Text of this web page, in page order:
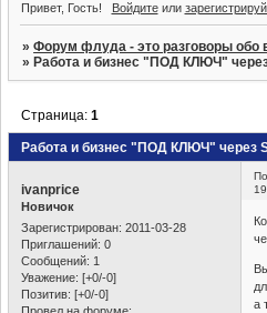
Привет, Гость! Войдитеили
»Форум флуда - это разговоры обо
»Работа и бизнес "ПОД КЛЮЧ"
Работа и бизнес "ПОД КЛЮЧ" через
Страница:1
ivanprice
Новичок
Зарегистрирован: 2011-03-28
Приглашений: 0
Сообщений: 1
Уважение: [+0/-0]
Позитив: [+0/-0]
а